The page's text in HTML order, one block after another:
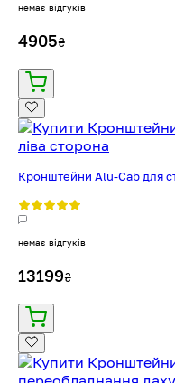
немає відгуків
4905₴
Кронштейни Alu-Cab для
немає відгуків
13199₴